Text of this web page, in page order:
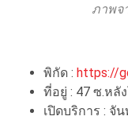
ภาพจ
พิกัด : https://
ที่อยู่ : 47 ซ.หลั
เปิดบริการ : จั